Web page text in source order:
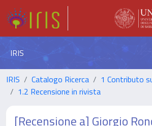
IRIS
IRIS Catalogo Ricerca
1 Contributo
1.2 Recensione in rivista
[Recensione a] Giorgio